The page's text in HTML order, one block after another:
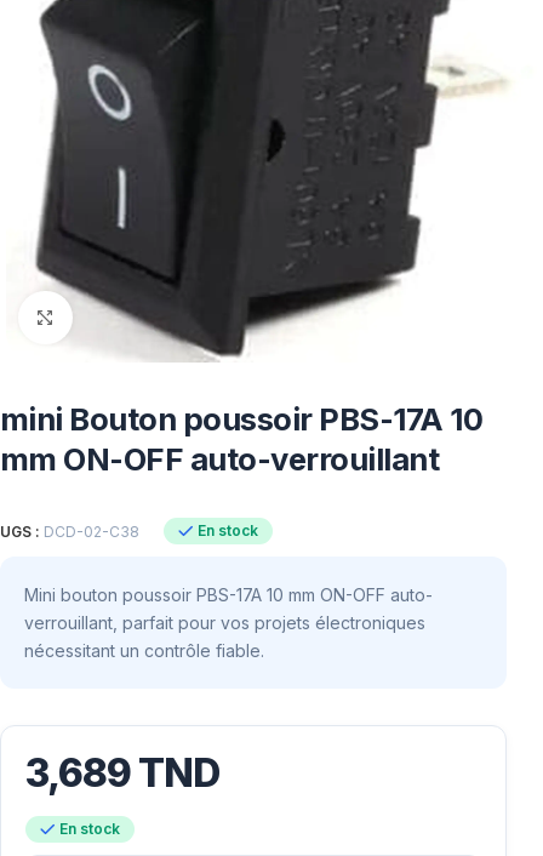
Click to enlarge
mini Bouton poussoir PBS-17A 10
mm ON-OFF auto-verrouillant
UGS : DCD-02-C38 En stock
Mini bouton poussoir PBS-17A 10 mm ON-OFF auto-
verrouillant, parfait pour vos projets électroniques
nécessitant un contrôle fiable.
3,689TND
En stock